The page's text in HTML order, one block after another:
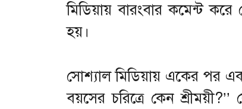
মিডিয়ায় বারংবার কমেন্ট
হয়।
সোশ্যাল মিডিয়ায় একের পর
বয়সের চরিত্রে কেন